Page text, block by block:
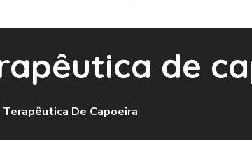
de
Terapêutica De Capoeira